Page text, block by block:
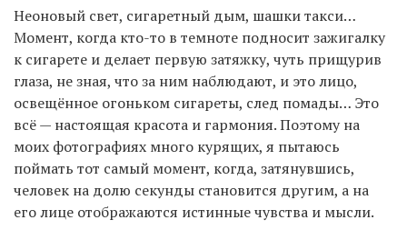
Неоновый свет, сигаретный дым, шашки такси…
Момент, когда кто-то в темноте подносит зажигалку
к сигарете и делает первую затяжку, чуть прищурив
глаза, не зная, что за ним наблюдают, и это лицо,
освещённое огоньком сигареты, след помады… Это
всё — настоящая красота и гармония. Поэтому на
моих фотографиях много курящих, я пытаюсь
поймать тот самый момент, когда, затянувшись,
человек на долю секунды становится другим, а на
его лице отображаются истинные чувства и мысли.